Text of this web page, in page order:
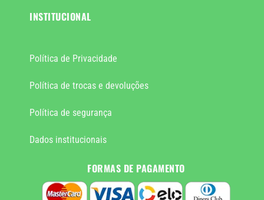
INSTITUCIONAL
Política de Privacidade
Política de trocas e devoluções
Política de segurança
Dados institucionais
FORMAS DE PAGAMENTO